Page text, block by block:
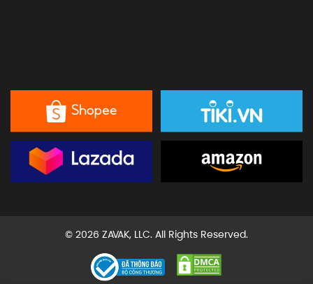
© 2026 ZAVAK, LLC. All Rights Reserved.